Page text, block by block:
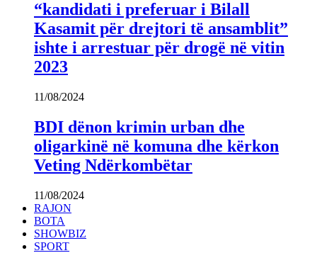
“kandidati i preferuar i Bilall
Kasamit për drejtori të ansamblit”
ishte i arrestuar për drogë në vitin
2023
11/08/2024
BDI dënon krimin urban dhe
oligarkinë në komuna dhe kërkon
Veting Ndërkombëtar
11/08/2024
RAJON
BOTA
SHOWBIZ
SPORT